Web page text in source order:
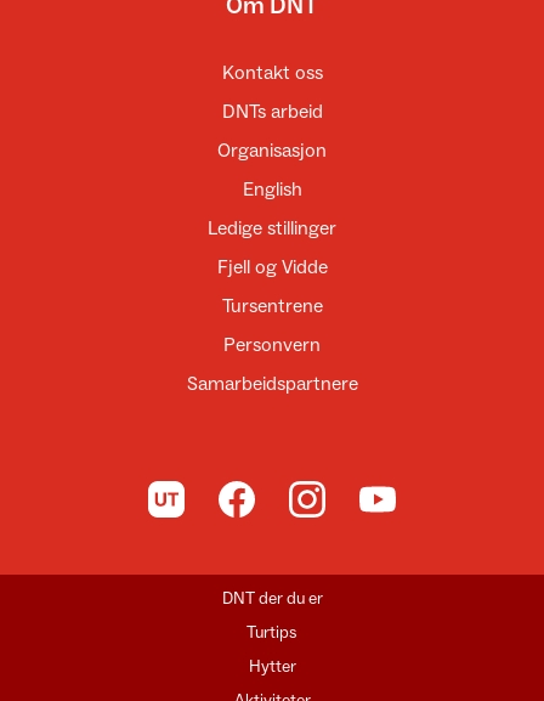
Kontakt oss
DNTs arbeid
Organisasjon
English
Ledige stillinger
Fjell og Vidde
Tursentrene
Personvern
Samarbeidspartnere
Til UT.no Til DNT på Facebook
Til DNT på Instagram
Til DNT på YouTube
DNT der du er
Turtips
Hytter